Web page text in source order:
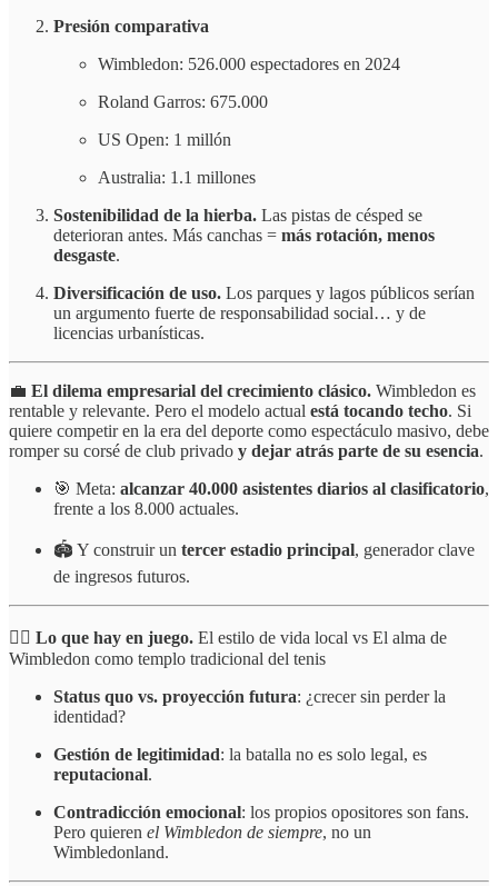
Presión comparativa
Wimbledon: 526.000 espectadores en 2024
Roland Garros: 675.000
US Open: 1 millón
Australia: 1.1 millones
Sostenibilidad de la hierba. Las pistas de césped se
deterioran antes. Más canchas = más rotación, menos
desgaste.
Diversificación de uso. Los parques y lagos públicos serían
un argumento fuerte de responsabilidad social… y de
licencias urbanísticas.
💼 El dilema empresarial del crecimiento clásico. Wimbledon es
rentable y relevante. Pero el modelo actual está tocando techo. Si
quiere competir en la era del deporte como espectáculo masivo, debe
romper su corsé de club privado y dejar atrás parte de su esencia.
🎯 Meta: alcanzar 40.000 asistentes diarios al clasificatorio,
frente a los 8.000 actuales.
🏟️ Y construir un tercer estadio principal, generador clave
de ingresos futuros.
🤼‍♂️ Lo que hay en juego. El estilo de vida local vs El alma de
Wimbledon como templo tradicional del tenis
Status quo vs. proyección futura: ¿crecer sin perder la
identidad?
Gestión de legitimidad: la batalla no es solo legal, es
reputacional.
Contradicción emocional: los propios opositores son fans.
Pero quieren el Wimbledon de siempre, no un
Wimbledonland.